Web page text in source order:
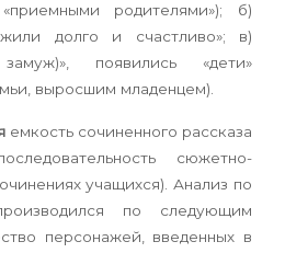
родителями»); б)
долго и счастливо»; в)
появились «дети»
выросшим младенцем).
емкость сочиненного рассказа
сюжетно-
учащихся). Анализ по
по следующим
персонажей, введенных в